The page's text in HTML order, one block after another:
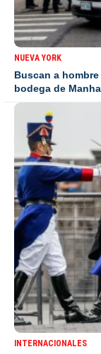
NUEVA YORK
Buscan a
bodega de
INTERNACIONALES